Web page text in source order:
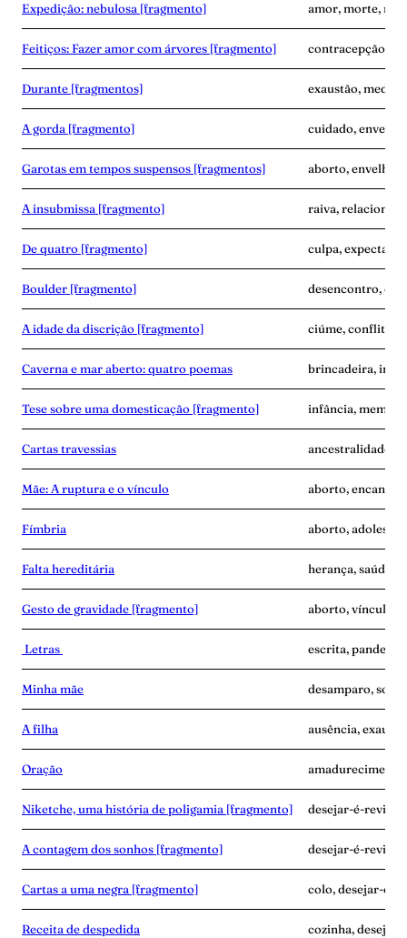
Expedição: nebulosa [fragmento] amor, morte,
Feitiços: Fazer amor com árvores [fragmento] contracepção,
Durante [fragmentos] exaustão, medo,
A gorda [fragmento] cuidado,
Garotas em tempos suspensos [fragmentos] aborto,
A insubmissa [fragmento] raiva,
De quatro [fragmento] culpa,
Boulder [fragmento] desencontro,
A idade da discrição [fragmento] ciúme, conflito,
Caverna e mar aberto: quatro poemas brincadeira,
Tese sobre uma domesticação [fragmento] infância,
Cartas travessias ancestralidade,
Mãe: A ruptura e o vínculo aborto,
Fímbria aborto,
Falta hereditária herança, saúde
Gesto de gravidade [fragmento] aborto, vínculo
Letras escrita, pandemia
Minha mãe desamparo,
A filha ausência,
Oração
Niketche, uma história de poligamia [fragmento] desejar-é-revide,
A contagem dos sonhos [fragmento] desejar-é-
Cartas a uma negra [fragmento] colo, desejar-é-
Receita de despedida cozinha,